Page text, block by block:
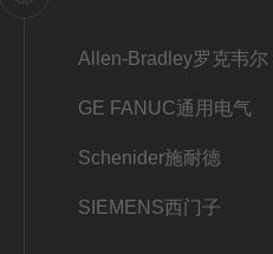
Allen-Bradley罗克韦尔
GE FANUC通用电气
Schenider施耐德
SIEMENS西门子